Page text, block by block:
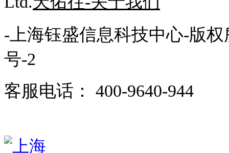
-上海钰盛信息科技中心-版
号-2
客服电话： 400-9640-944